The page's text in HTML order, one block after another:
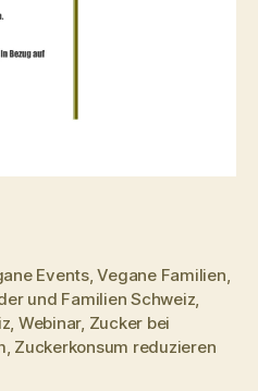
Events,Vegane Familien,
und Familien Schweiz,
, Webinar, Zucker bei
, Zuckerkonsum reduzieren